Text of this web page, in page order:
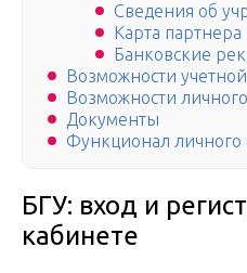
Сведения об
Карта партнера
Банковские
Возможности
Возможности
Документы
Функционал личного
БГУ: вход и
кабинете